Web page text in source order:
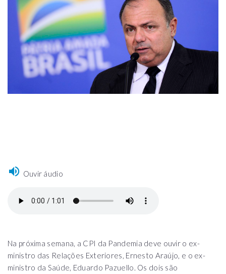
Ouvir áudio
Na próxima semana, a CPI da Pandemia deve ouvir o ex-
ministro das Relações Exteriores, Ernesto Araújo, e o ex-
ministro da Saúde, Eduardo Pazuello. Os dois são